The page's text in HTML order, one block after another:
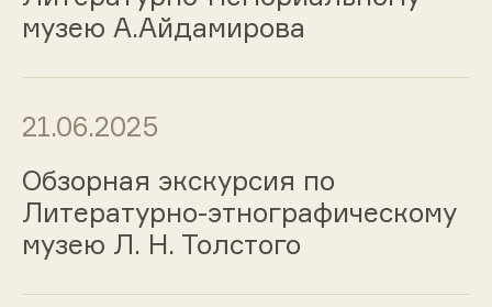
музею А.Айдамирова
21.06.2025
Обзорная экскурсия по
Литературно-этнографическому
музею Л. Н. Толстого